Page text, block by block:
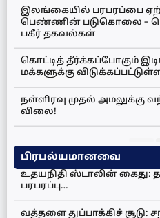
இலங்கையில் பரபரப்பை
பெண்ணின் படுகொலை –
பகீர் தகவல்கள்
கொட்டித் தீர்க்கப்போகும்
மக்களுக்கு
நள்ளிரவு முதல் அமலுக்கு
விலை!
பிரபல்யமானவை
உதயநிதி ஸ்டாலின் கைது:
பரபரப்பு…
வத்தளை துப்பாக்கிச் சூடு: